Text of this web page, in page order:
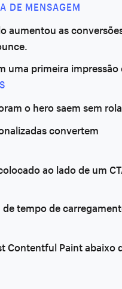
DE MENSAGEM
aumentou as
uma primeira impressão
o hero saem sem
convertem
ao lado de um
tempo de
Contentful Paint abaixo